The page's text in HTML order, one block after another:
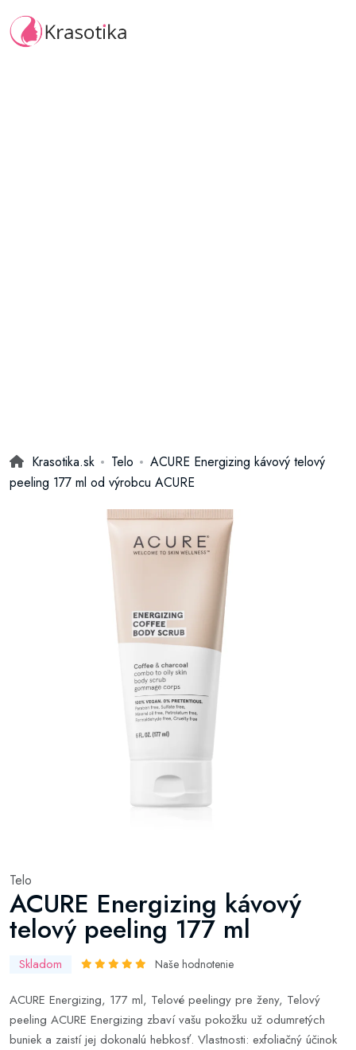
Krasotika.sk Telo
ACURE Energizing kávový telový
peeling 177 ml od výrobcu ACURE
Telo
ACURE Energizing kávový
telový peeling 177 ml
Skladom Naše hodnotenie
ACURE Energizing, 177 ml, Telové peelingy pre ženy, Telový
peeling ACURE Energizing zbaví vašu pokožku už odumretých
buniek a zaistí jej dokonalú hebkosť. Vlastnosti: exfoliačný účinok